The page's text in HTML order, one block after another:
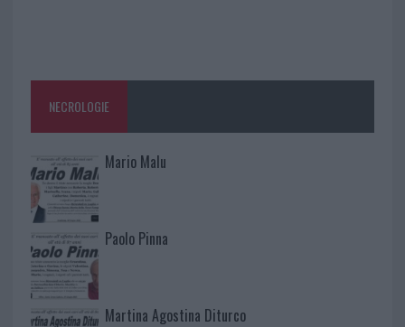
NECROLOGIE
Mario Malu
Paolo Pinna
Martina Agostina Diturco